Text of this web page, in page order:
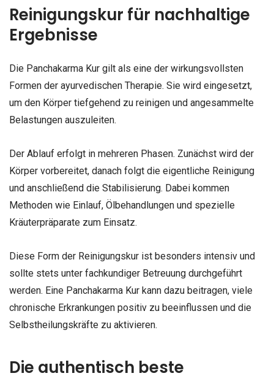
Reinigungskur für nachhaltige
Ergebnisse
Die Panchakarma Kur gilt als eine der wirkungsvollsten
Formen der ayurvedischen Therapie. Sie wird eingesetzt,
um den Körper tiefgehend zu reinigen und angesammelte
Belastungen auszuleiten.
Der Ablauf erfolgt in mehreren Phasen. Zunächst wird der
Körper vorbereitet, danach folgt die eigentliche Reinigung
und anschließend die Stabilisierung. Dabei kommen
Methoden wie Einlauf, Ölbehandlungen und spezielle
Kräuterpräparate zum Einsatz.
Diese Form der Reinigungskur ist besonders intensiv und
sollte stets unter fachkundiger Betreuung durchgeführt
werden. Eine Panchakarma Kur kann dazu beitragen, viele
chronische Erkrankungen positiv zu beeinflussen und die
Selbstheilungskräfte zu aktivieren.
Die authentisch beste